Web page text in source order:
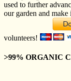
used to further
our garden and make
volunteers!
>99% ORGANIC